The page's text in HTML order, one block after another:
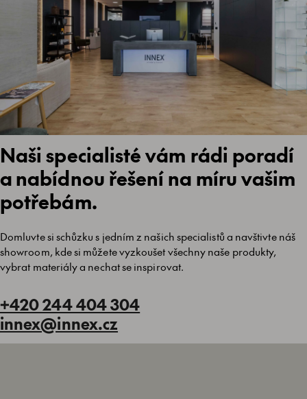
Naši specialisté vám rádi poradí
a nabídnou řešení na míru vašim
potřebám.
Domluvte si schůzku s jedním z našich specialistů a navštivte náš
showroom, kde si můžete vyzkoušet všechny naše produkty,
vybrat materiály a nechat se inspirovat.
+420 244 404 304
innex@innex.cz